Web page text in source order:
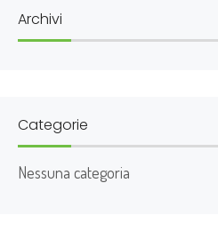
Archivi
Categorie
Nessuna categoria